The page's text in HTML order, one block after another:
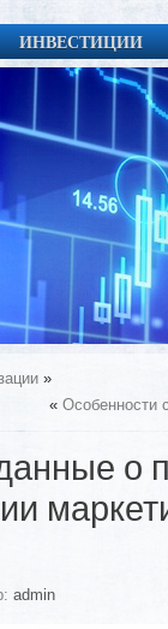
ИНВЕСТИЦИИ
»
« Особенности
о
admin